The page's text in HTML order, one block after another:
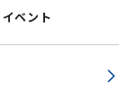
イベント